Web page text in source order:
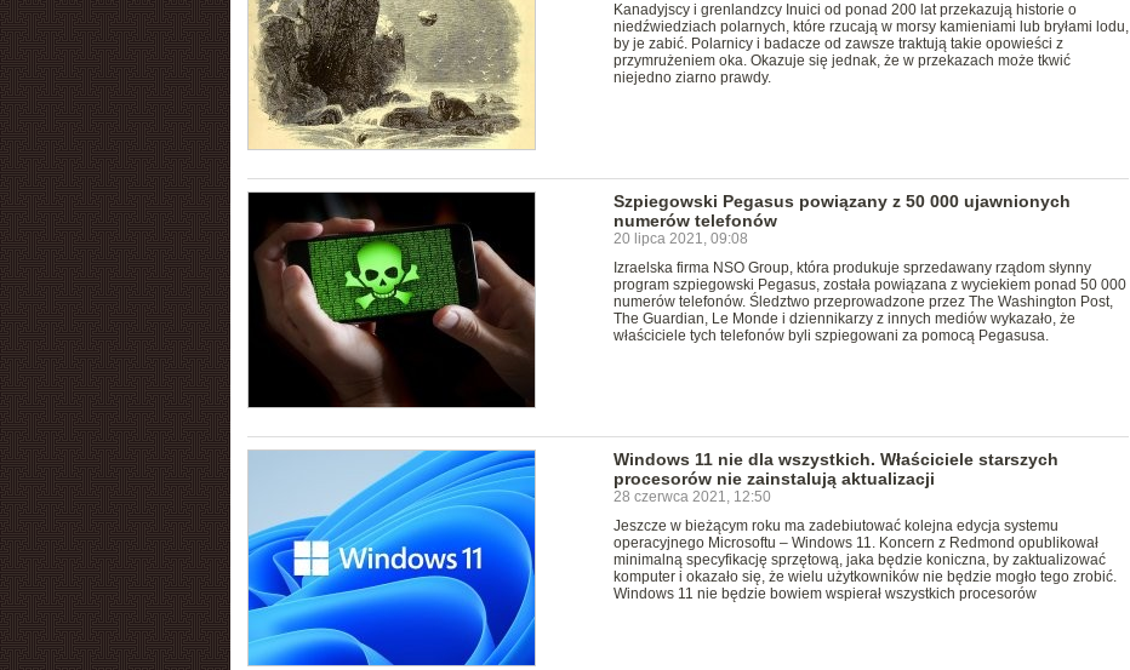
Kanadyjscy i grenlandzcy Inuici od ponad 200 lat przekazują historie o
niedźwiedziach polarnych, które rzucają w morsy kamieniami lub bryłami lodu,
by je zabić. Polarnicy i badacze od zawsze traktują takie opowieści z
przymrużeniem oka. Okazuje się jednak, że w przekazach może tkwić
niejedno ziarno prawdy.
Szpiegowski Pegasus powiązany z 50 000 ujawnionych
numerów telefonów
20 lipca 2021, 09:08
Izraelska firma NSO Group, która produkuje sprzedawany rządom słynny
program szpiegowski Pegasus, została powiązana z wyciekiem ponad 50 000
numerów telefonów. Śledztwo przeprowadzone przez The Washington Post,
The Guardian, Le Monde i dziennikarzy z innych mediów wykazało, że
właściciele tych telefonów byli szpiegowani za pomocą Pegasusa.
Windows 11 nie dla wszystkich. Właściciele starszych
procesorów nie zainstalują aktualizacji
28 czerwca 2021, 12:50
Jeszcze w bieżącym roku ma zadebiutować kolejna edycja systemu
operacyjnego Microsoftu – Windows 11. Koncern z Redmond opublikował
minimalną specyfikację sprzętową, jaka będzie koniczna, by zaktualizować
komputer i okazało się, że wielu użytkowników nie będzie mogło tego zrobić.
Windows 11 nie będzie bowiem wspierał wszystkich procesorów